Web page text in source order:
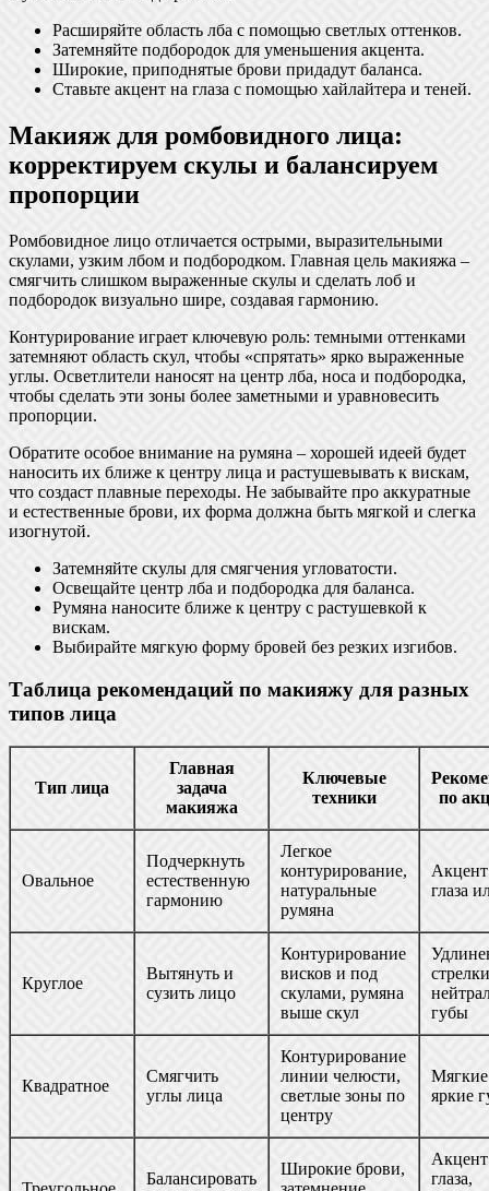
Расширяйте область лба с помощью светлых оттенков.
Затемняйте подбородок для уменьшения акцента.
Широкие, приподнятые брови придадут баланса.
Ставьте акцент на глаза с помощью хайлайтера и теней.
Макияж для ромбовидного лица:
корректируем скулы и балансируем
пропорции
Ромбовидное лицо отличается острыми, выразительными
скулами, узким лбом и подбородком. Главная цель макияжа –
смягчить слишком выраженные скулы и сделать лоб и
подбородок визуально шире, создавая гармонию.
Контурирование играет ключевую роль: темными оттенками
затемняют область скул, чтобы «спрятать» ярко выраженные
углы. Осветлители наносят на центр лба, носа и подбородка,
чтобы сделать эти зоны более заметными и уравновесить
пропорции.
Обратите особое внимание на румяна – хорошей идеей будет
наносить их ближе к центру лица и растушевывать к вискам,
что создаст плавные переходы. Не забывайте про аккуратные
и естественные брови, их форма должна быть мягкой и слегка
изогнутой.
Затемняйте скулы для смягчения угловатости.
Освещайте центр лба и подбородка для баланса.
Румяна наносите ближе к центру с растушевкой к
вискам.
Выбирайте мягкую форму бровей без резких изгибов.
Таблица рекомендаций по макияжу для разных
типов лица
Тип лица
Главная
задача
макияжа
Ключевые
техники
по
Овальное
Подчеркнуть
естественную
гармонию
Легкое
контурирование,
натуральные
румяна
глаза
Круглое
Вытянуть и
сузить лицо
Контурирование
висков и под
скулами, румяна
выше скул
губы
Квадратное
Смягчить
углы лица
Контурирование
линии челюсти,
светлые зоны по
центру
яркие
Балансировать
Широкие брови,
глаза,